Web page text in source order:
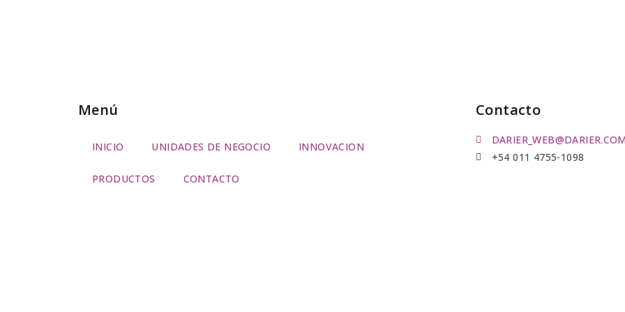
Menú
INICIO UNIDADES DE NEGOCIO INNOVACION
PRODUCTOS CONTACTO
Contacto
+54 011 4755-1098